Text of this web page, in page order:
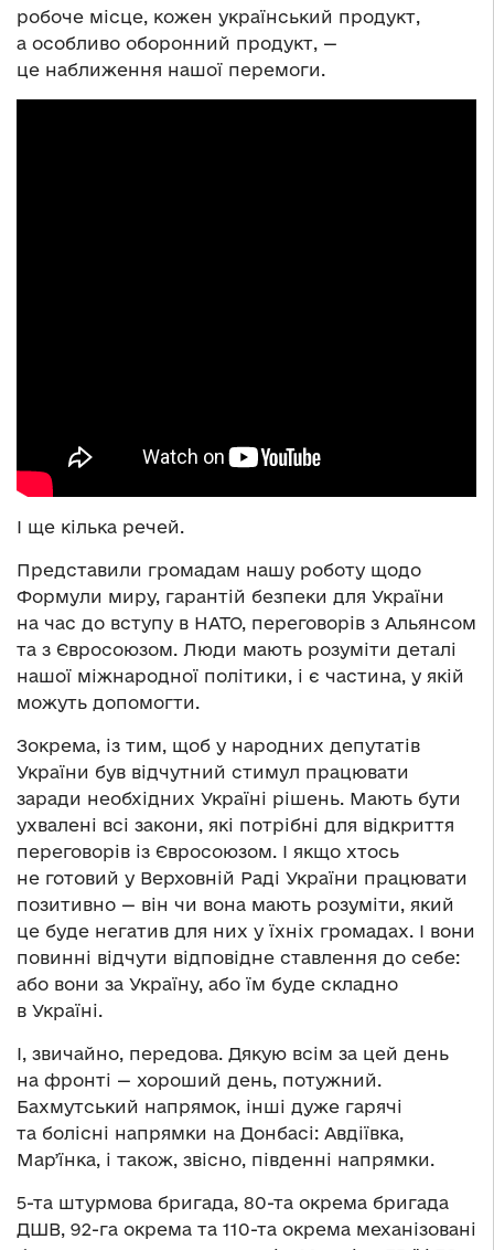
робоче місце, кожен український продукт,
а особливо оборонний продукт, —
це наближення нашої перемоги.
І ще кілька речей.
Представили громадам нашу роботу щодо
Формули миру, гарантій безпеки для України
на час до вступу в НАТО, переговорів з Альянсом
та з Євросоюзом. Люди мають розуміти деталі
нашої міжнародної політики, і є частина, у якій
можуть допомогти.
Зокрема, із тим, щоб у народних депутатів
України був відчутний стимул працювати
заради необхідних Україні рішень. Мають бути
ухвалені всі закони, які потрібні для відкриття
переговорів із Євросоюзом. І якщо хтось
не готовий у Верховній Раді України працювати
позитивно — він чи вона мають розуміти, який
це буде негатив для них у їхніх громадах. І вони
повинні відчути відповідне ставлення до себе:
або вони за Україну, або їм буде складно
в Україні.
І, звичайно, передова. Дякую всім за цей день
на фронті — хороший день, потужний.
Бахмутський напрямок, інші дуже гарячі
та болісні напрямки на Донбасі: Авдіївка,
Марʼїнка, і також, звісно, південні напрямки.
5-та штурмова бригада, 80-та окрема бригада
ДШВ, 92-га окрема та 110-та окрема механізовані